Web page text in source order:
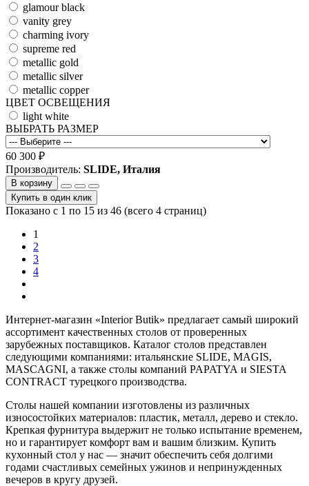
glamour black
vanity grey
charming ivory
supreme red
metallic gold
metallic silver
metallic copper
ЦВЕТ ОСВЕЩЕНИЯ
light white
ВЫБРАТЬ РАЗМЕР
60 300 ₽
Производитель: SLIDE, Италия
В корзину
Купить в один клик
Показано с 1 по 15 из 46 (всего 4 страниц)
1
2
3
4
Интернет-магазин «Interior Butik» предлагает самый широкий
ассортимент качественных столов от проверенных
зарубежных поставщиков. Каталог столов представлен
следующими компаниями: итальянские SLIDE, MAGIS,
MASCAGNI, а также столы компаний PAPATYA и SIESTA
CONTRACT турецкого производства.
Столы нашей компании изготовлены из различных
износостойких материалов: пластик, металл, дерево и стекло.
Крепкая фурнитура выдержит не только испытание временем,
но и гарантирует комфорт вам и вашим близким. Купить
кухонный стол у нас — значит обеспечить себя долгими
годами счастливых семейных ужинов и непринужденных
вечеров в кругу друзей.